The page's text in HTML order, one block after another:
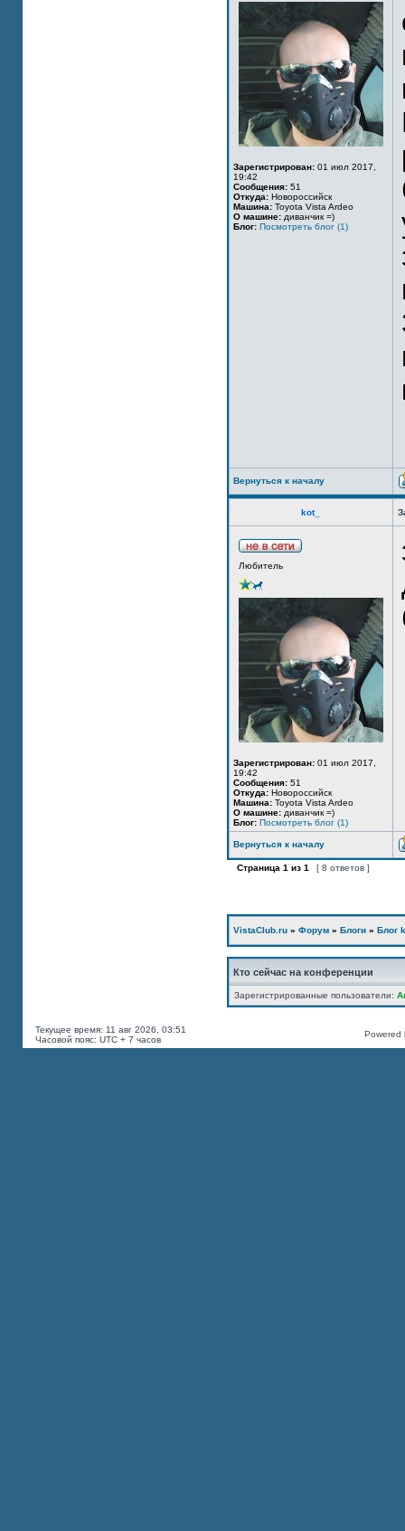
Зарегистрирован: 01 июл 2017,
19:42
Сообщения: 51
Откуда: Новороссийск
Машина: Toyota Vista Ardeo
О машине: диванчик =)
Блог: Посмотреть блог (1)
Вернуться к началу
kot_
Любитель
Зарегистрирован: 01 июл 2017,
19:42
Сообщения: 51
Откуда: Новороссийск
Машина: Toyota Vista Ardeo
О машине: диванчик =)
Блог: Посмотреть блог (1)
Вернуться к началу
Страница 1 из 1 [ 8 ответов ]
VistaClub.ru » Форум » Блоги » Блог
Кто сейчас на конференции
Зарегистрированные пользователи:
Текущее время: 11 авг 2026, 03:51
Часовой пояс: UTC + 7 часов
Powered